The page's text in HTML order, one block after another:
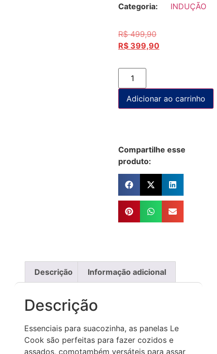
Categoria:
INDUÇÃO
R$499,90
R$ 399,90
Adicionar ao carrinho
Compartilhe esse
produto:
Descrição Informação adicional
Descrição
Essenciais para suacozinha, as panelas Le
Cook são perfeitas para fazer cozidos e
assados, comotambém versáteis para assar